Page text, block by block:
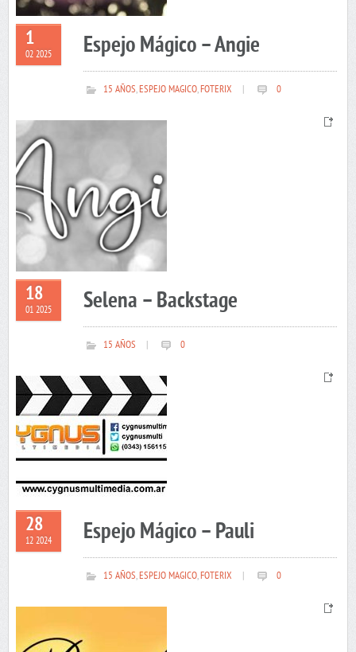
1
02 2025 Espejo Mágico – Angie
15 AÑOS,ESPEJO MAGICO,FOTERIX 0
18
01 2025 Selena – Backstage
15 AÑOS 0
28
12 2024 Espejo Mágico – Pauli
15 AÑOS,ESPEJO MAGICO,FOTERIX 0